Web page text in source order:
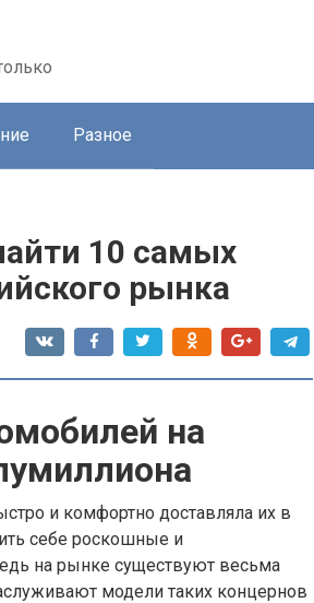
Разное
10 самых
рынка
на
и комфортно доставляла их в
себе роскошные и
на рынке существуют весьма
модели таких концернов